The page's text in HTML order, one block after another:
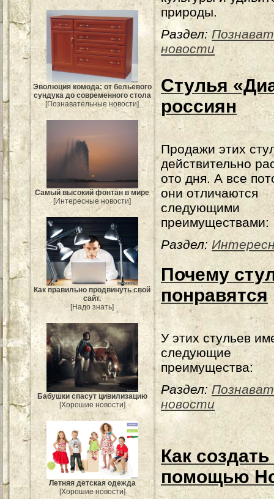
Эволюция комода: от бельевого
сундука до современного стола
[Познавательные новости]
Самый высокий фонтан в мире
[Интересные новости]
Как правильно продвинуть свой
сайт.
[Надо знать]
Бабушки спасут цивилизацию
[Хорошие новости]
Летняя детская одежда
[Хорошие новости]
природы.
Раздел:
новости
Стулья
россиян
Продажи этих
действительно
ото дня. А все
они отличаются
следующими
преимуществами:
Раздел:
Почему
понравятся
У этих стульев
следующие
преимущества:
Раздел:
новости
Как
помощью